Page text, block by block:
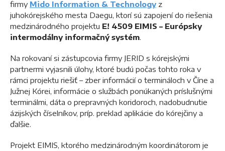
firmy Mido Information & Technologyz
juhokórejského mesta Daegu, ktorí sú zapojení do riešenia
medzinárodného projektu E! 4509 EIMIS – Európsky
intermodálny informačný systém.
Na rokovaní si zástupcovia firmy JERID s kórejskými
partnermi vyjasnili úlohy, ktoré budú počas tohto roka v
rámci projektu riešiť – zber informácií o termináloch v Číne a
Južnej Kórei, informácie o službách ponúkaných príslušnými
terminálmi, dáta o prepravných koridoroch, nadobudnutie
ázijských číselníkov, príp. preklad aplikácie do kórejčiny a
ďalšie.
Projekt EIMIS, ktorého medzinárodným koordinátorom je